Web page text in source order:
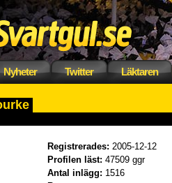
Nyheter Twitter Läktaren
Registrerades: 2005-12-12
Profilen läst: 47509 ggr
Antal inlägg: 1516